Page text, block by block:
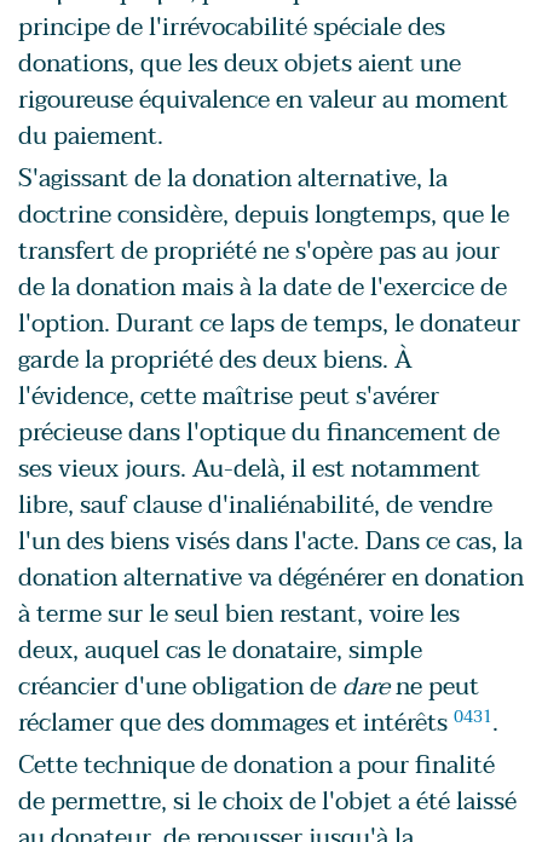
principe de l'irrévocabilité spéciale des
donations, que les deux objets aient une
rigoureuse équivalence en valeur au moment
du paiement.
S'agissant de la donation alternative, la
doctrine considère, depuis longtemps, que le
transfert de propriété ne s'opère pas au jour
de la donation mais à la date de l'exercice de
l'option. Durant ce laps de temps, le donateur
garde la propriété des deux biens. À
l'évidence, cette maîtrise peut s'avérer
précieuse dans l'optique du financement de
ses vieux jours. Au-delà, il est notamment
libre, sauf clause d'inaliénabilité, de vendre
l'un des biens visés dans l'acte. Dans ce cas, la
donation alternative va dégénérer en donation
à terme sur le seul bien restant, voire les
deux, auquel cas le donataire, simple
créancier d'une obligation dedarene peut
réclamer que des dommages et intérêts 0431.
Cette technique de donation a pour finalité
de permettre, si le choix de l'objet a été laissé